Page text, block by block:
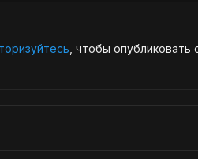
, чтобы опубликовать